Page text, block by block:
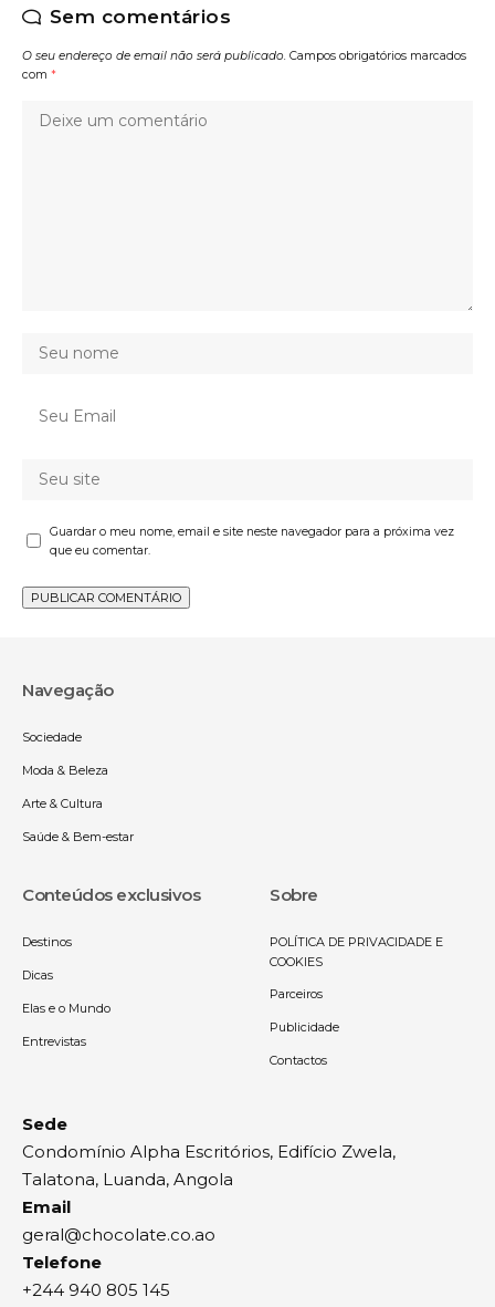
Sem comentários
O seu endereço de email não será publicado. Campos obrigatórios marcados
com *
Guardar o meu nome, email e site neste navegador para a próxima vez
que eu comentar.
Navegação
Sociedade
Moda & Beleza
Arte & Cultura
Saúde & Bem-estar
Conteúdos exclusivos
Destinos
Dicas
Elas e o Mundo
Entrevistas
Sobre
POLÍTICA DE PRIVACIDADE E
COOKIES
Parceiros
Publicidade
Contactos
Sede
Condomínio Alpha Escritórios, Edifício Zwela,
Talatona, Luanda, Angola
Email
geral@chocolate.co.ao
Telefone
+244 940 805 145